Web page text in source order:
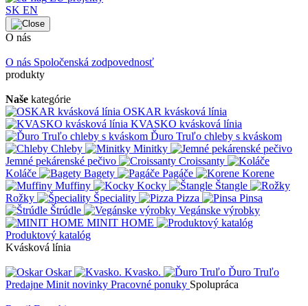
SK EN
O nás
O nás Spoločenská zodpovednosť
produkty
Naše kategórie
OSKAR kvásková línia
KVASKO kvásková línia
Ďuro Truľo chleby s kváskom
Chleby
Minitky
Jemné pekárenské pečivo
Croissanty
Koláče
Bagety Pagáče
Korene
Muffiny
Kocky
Štangle
Rožky
Špeciality Pizza
Pinsa
Štrúdle
Vegánske výrobky
MINIT HOME
Produktový katalóg
Kvásková línia
Oskar Kvasko.
Ďuro Truľo
Predajne Minit novinky Pracovné ponuky Spolupráca